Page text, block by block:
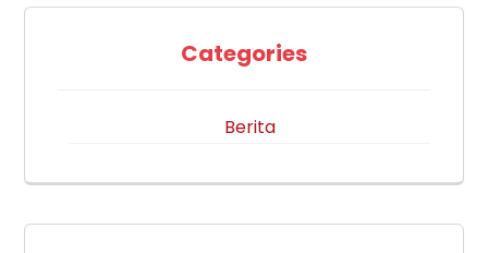
Categories
Berita